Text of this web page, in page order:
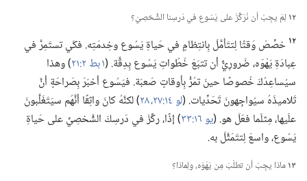
١٢ لِمَ يجِبُ أن نُرَكِّزَ على يَسُوع في دَرسِنا الشَّخصِيّ؟‏
١٢ خصِّصْ وَقتًا لِتتَأمَّلَ بِانتِظامٍ في حَياةِ يَسُوع وخِدمَتِه.‏ فكَي تستَمِرَّ في
عِبادَةِ يَهْوَه،‏ ضَرورِيٌّ أن تتبَعَ خُطُواتِ يَسُوع بِدِقَّة.‏ (‏١ بط ٢:‏٢١
‏)‏ وهذا
سيُساعِدُكَ خُصوصًا حينَ تمُرُّ بِأوقاتٍ صَعبَة.‏ فيَسُوع أخبَرَ بِصَراحَةٍ أنَّ
تَلاميذَهُ سيُواجِهونَ تَحَدِّيات.‏ (‏لو ١٤:‏٢٧،‏ ٢٨
‏)‏ لكنَّهُ كانَ واثِقًا أنَّهُم سيَتَغَلَّبونَ
علَيها،‏ مِثلَما فعَلَ هو.‏ (‏يو ١٦:‏٣٣
‏)‏ إذًا،‏ ركِّزْ في دَرسِكَ الشَّخصِيِّ على حَياةِ
يَسُوع،‏ واسعَ لِتتَمَثَّلَ به.‏
١٣ماذا يجِبُ أن تطلُبَ مِن يَهْوَه،‏ ولِماذا؟‏